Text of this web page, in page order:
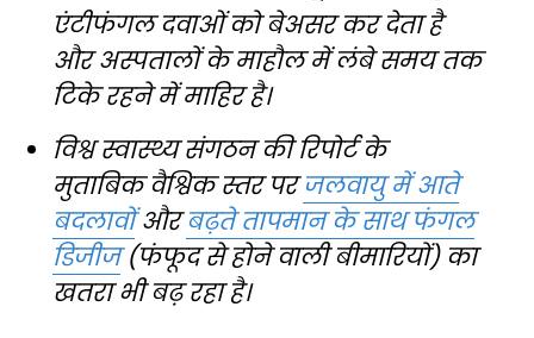
एंटीफंगल दवाओं को बेअसर कर देता है
और अस्पतालों के माहौल में लंबे समय तक
टिके रहने में माहिर है।
विश्व स्वास्थ्य संगठन की रिपोर्ट के
मुताबिक वैश्विक स्तर परजलवायु में आते
बदलावोंऔरबढ़ते तापमान के साथ फंगल
डिजीज(फंफूद से होने वाली बीमारियों) का
खतरा भी बढ़ रहा है।